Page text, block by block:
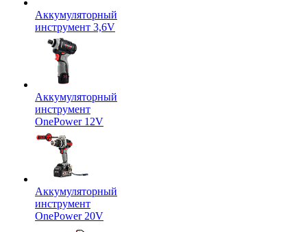
Аккумуляторный
инструмент 3,6V
Аккумуляторный
инструмент
OnePower 12V
Аккумуляторный
инструмент
OnePower 20V